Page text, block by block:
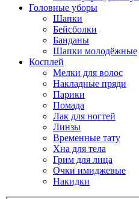
Головные уборы
Шапки
Бейсболки
Банданы
Шапки молодёжные
Косплей
Мелки для волос
Накладные пряди
Парики
Помада
Лак для ногтей
Линзы
Временные тату
Хна для тела
Грим для лица
Очки имиджевые
Накидки